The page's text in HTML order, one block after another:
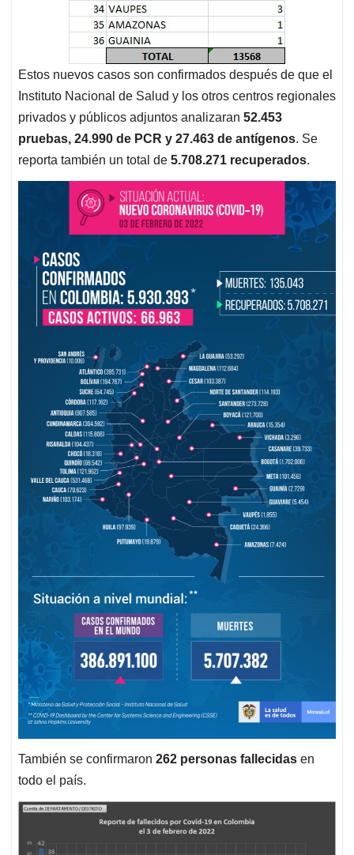
Estos nuevos casos son confirmados después de que el
Instituto Nacional de Salud y los otros centros regionales
privados y públicos adjuntos analizaran 52.453
pruebas, 24.990 de PCR y 27.463 de antígenos. Se
reporta también un total de 5.708.271 recuperados.
También se confirmaron 262 personas fallecidas en
todo el país.